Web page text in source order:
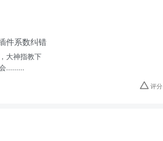
件系数纠错
大神指教下
.........
评分